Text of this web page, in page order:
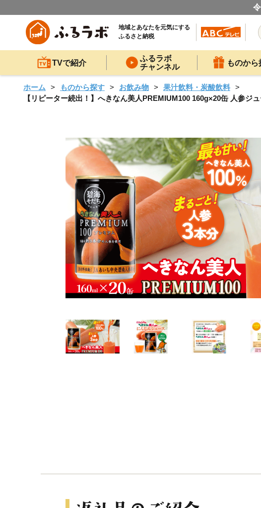
地域とあなたを元気にする
ふるさと納税
TVで紹介
ふるラボ
チャンネル
ものから
ホーム ものから探す お飲み物
果汁飲料・炭酸飲料
【リピーター続出！】へきなん美人PREMIUM100 160g×20缶 人参ジ